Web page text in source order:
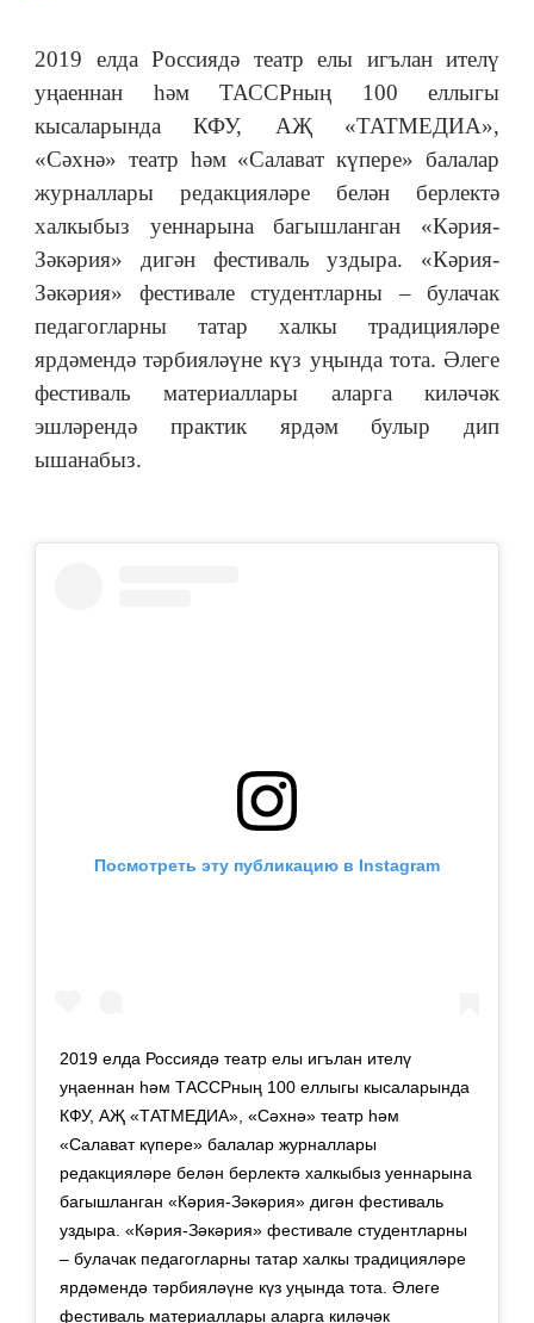
2019 елда Россиядә театр елы игълан ителү
уңаеннан һәм ТАССРның 100 еллыгы
кысаларында КФУ, АҖ «ТАТМЕДИА»,
«Сәхнә» театр һәм «Салават күпере» балалар
журналлары редакцияләре белән берлектә
халкыбыз уеннарына багышланган «Кәрия-
Зәкәрия» дигән фестиваль уздыра. «Кәрия-
Зәкәрия» фестивале студентларны – булачак
педагогларны татар халкы традицияләре
ярдәмендә тәрбияләүне күз уңында тота. Әлеге
фестиваль материаллары аларга киләчәк
эшләрендә практик ярдәм булыр дип
ышанабыз.
Посмотреть эту публикацию в Instagram
2019 елда Россиядә театр елы игълан ителү
уңаеннан һәм ТАССРның 100 еллыгы кысаларында
КФУ, АҖ «ТАТМЕДИА», «Сәхнә» театр һәм
«Салават күпере» балалар журналлары
редакцияләре белән берлектә халкыбыз уеннарына
багышланган «Кәрия-Зәкәрия» дигән фестиваль
уздыра. «Кәрия-Зәкәрия» фестивале студентларны
– булачак педагогларны татар халкы традицияләре
ярдәмендә тәрбияләүне күз уңында тота. Әлеге
фестиваль материаллары аларга киләчәк